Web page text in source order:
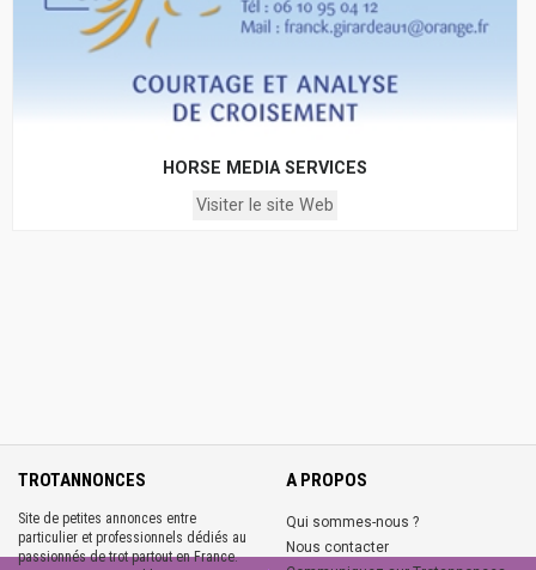
HORSE MEDIA SERVICES
Visiter le site Web
TROTANNONCES
Site de petites annonces entre
particulier et professionnels dédiés au
passionnés de trot partout en France.
A PROPOS
Qui sommes-nous ?
Nous contacter